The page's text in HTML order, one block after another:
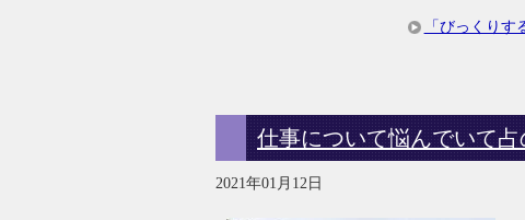
「びっくり
仕事について悩んでいて
2021年01月12日